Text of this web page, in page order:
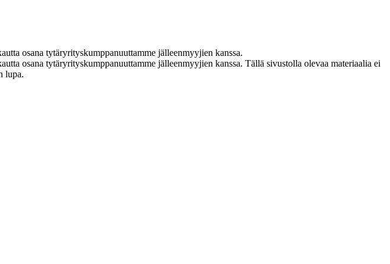
osana tytäryrityskumppanuuttamme jälleenmyyjien kanssa.
osana tytäryrityskumppanuuttamme jälleenmyyjien kanssa. Tällä sivustolla olevaa materiaalia ei
lupa.